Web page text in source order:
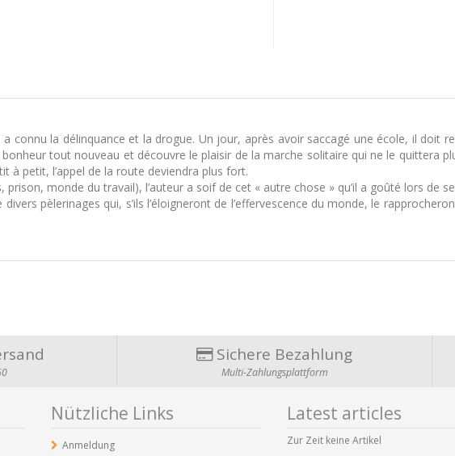
a connu la délinquance et la drogue. Un jour, après avoir saccagé une école, il doit
tout nouveau et découvre le plaisir de la marche solitaire qui ne le quittera
à petit, l’appel de la route deviendra plus fort.
prison, monde du travail), l’auteur a soif de cet « autre chose » qu’il a goûté lors de
pèlerinages qui, s’ils l’éloigneront de l’effervescence du monde, le
Sichere Bezahlung
Multi-Zahlungsplattform
Nützliche Links
Anmeldung
Latest articles
Zur Zeit keine Artikel